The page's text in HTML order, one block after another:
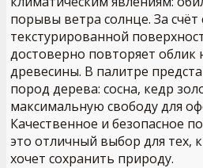
порывы ветра солнце. За счёт
текстурированной
достоверно повторяет облик
древесины. В палитре
пород дерева: сосна, кедр
максимальную свободу для
Качественное и безопасное
это отличный выбор для тех,
хочет сохранить природу.